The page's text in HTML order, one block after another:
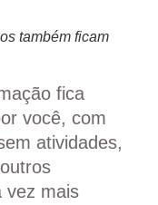
também ficam
fica
você, com
atividades,
vez mais